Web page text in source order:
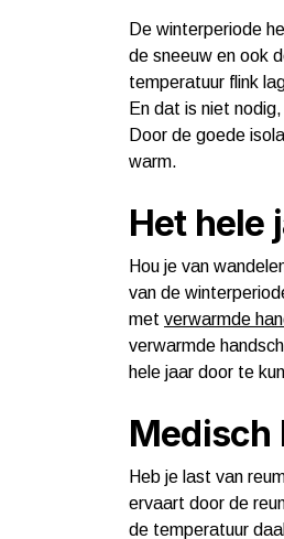
De winterperiode
de sneeuw en ook
temperatuur flink
En dat is niet
Door de goede
warm.
Het hele
Hou je van
van de
met verwarmde
verwarmde
hele jaar door te
Medisch
Heb je last van
ervaart door de
de temperatuur